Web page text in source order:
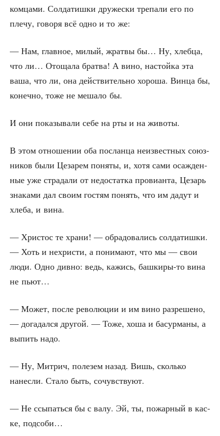
ком­ца­ми. Сол­да­тиш­ки дру­же­ски тре­па­ли его по
пле­чу, гово­ря всё одно и то же:
— Нам, глав­ное, милый, жрат­вы бы… Ну, хлеб­ца,
что ли… Ото­ща­ла брат­ва! А вино, настой­ка эта
ваша, что ли, она дей­стви­тель­но хоро­ша. Вин­ца бы,
конеч­но, тоже не меша­ло бы.
И они пока­зы­ва­ли себе на рты и на животы.
В этом отно­ше­нии оба послан­ца неиз­вест­ных союз­
ни­ков были Цеза­рем поня­ты, и, хотя сами оса­жден­
ные уже стра­да­ли от недо­стат­ка про­ви­ан­та, Цезарь
зна­ка­ми дал сво­им гостям понять, что им дадут и
хле­ба, и вина.
— Хри­стос те хра­ни! — обра­до­ва­лись сол­да­тиш­ки.
— Хоть и нехри­сти, а пони­ма­ют, что мы — свои
люди. Одно див­но: ведь, кажись, баш­ки­ры-то вина
не пьют…
— Может, после рево­лю­ции и им вино раз­ре­ше­но,
— дога­дал­ся дру­гой. — Тоже, хоша и басур­ма­ны, а
выпить надо.
— Ну, Мит­рич, поле­зем назад. Вишь, сколь­ко
нанес­ли. Ста­ло быть, сочувствуют.
— Не ссы­пать­ся бы с валу. Эй, ты, пожар­ный в кас­
ке, подсоби…